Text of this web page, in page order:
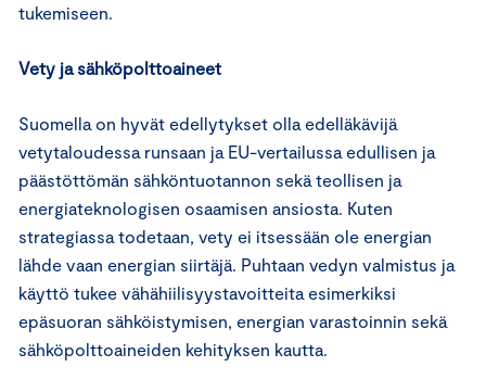
tukemiseen.
Vety ja sähköpolttoaineet
Suomella on hyvät edellytykset olla edelläkävijä
vetytaloudessa runsaan ja EU-vertailussa edullisen ja
päästöttömän sähköntuotannon sekä teollisen ja
energiateknologisen osaamisen ansiosta. Kuten
strategiassa todetaan, vety ei itsessään ole energian
lähde vaan energian siirtäjä. Puhtaan vedyn valmistus ja
käyttö tukee vähähiilisyystavoitteita esimerkiksi
epäsuoran sähköistymisen, energian varastoinnin sekä
sähköpolttoaineiden kehityksen kautta.